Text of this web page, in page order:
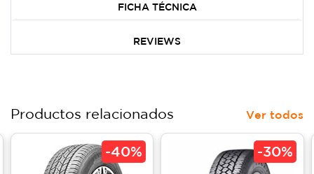
FICHA TÉCNICA
REVIEWS
Productos relacionados Ver todos
-40% -30%